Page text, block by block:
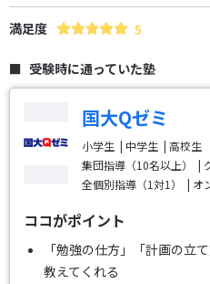
満足度 5
受験時に通っていた塾
国大Qゼミ
小学生 中学生
高校生
集団指導（10名以上）
全個別指導（1対1）
オ
ココがポイント
「勉強の仕方」「計画の立
教えてくれる